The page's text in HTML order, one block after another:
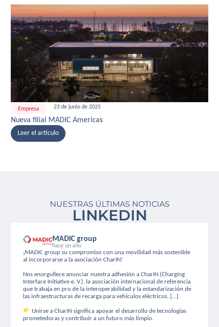
Empresa 23 de junio de 2025
Nueva filial MADIC Americas
Leer el artículo
NUESTRAS ÚLTIMAS NOTICIAS
LINKEDIN
MADIC group
hace un año
¡MADIC group su compromiso con una movilidad más sostenible
al incorporarse a la asociación CharIN!
Nos enorgullece anunciar nuestra adhesión a CharIN (Charging
Interface Initiative e. V.), la asociación internacional de referencia
que trabaja en pro de la interoperabilidad y la estandarización de
las infraestructuras de recarga para vehículos eléctricos. […]
Unirse a CharIN significa apoyar el desarrollo de tecnologías
prometedoras y contribuir a un futuro más limpio.